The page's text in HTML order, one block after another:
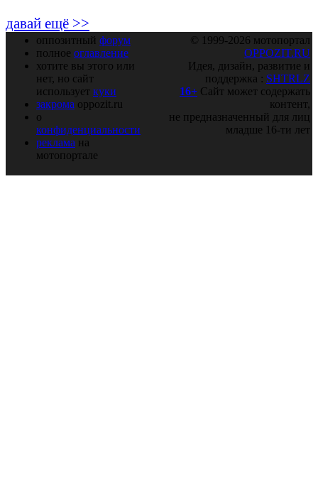
давай ещё >>
оппозитный форум
полное оглавление
хотите вы этого или
нет, но сайт
использует куки
закрома oppozit.ru
о
конфиденциальности
реклама на
мотопортале
© 1999-2026 мотопортал
OPPOZIT.RU
Идея, дизайн, развитие и
поддержка : SHTRLZ
16+ Сайт может содержать
контент,
не предназначенный для лиц
младше 16-ти лет